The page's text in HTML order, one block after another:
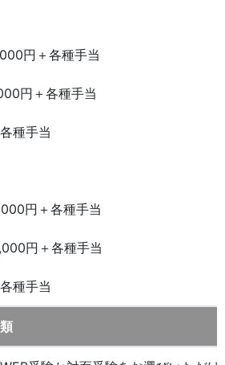
円＋各種手当
円＋各種手当
種手当
円＋各種手当
円＋各種手当
種手当